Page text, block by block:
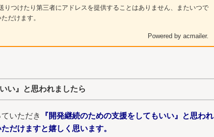
りつけたり第三者にアドレスを提供することはありません、またいつで
だけます。
Powered by acmailer.
い』と思われましたら
いただき
『開発継続のための支援をしてもいい』と思われ
だけますと嬉しく思います。